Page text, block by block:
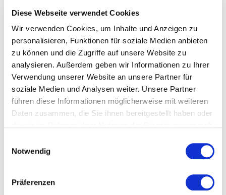
Diese Webseite verwendet Cookies
Wir verwenden Cookies, um Inhalte und Anzeigen zu
personalisieren, Funktionen für soziale Medien anbieten
zu können und die Zugriffe auf unsere Website zu
analysieren. Außerdem geben wir Informationen zu Ihrer
Verwendung unserer Website an unsere Partner für
soziale Medien und Analysen weiter. Unsere Partner
führen diese Informationen möglicherweise mit weiteren
Daten zusammen, die Sie ihnen bereitgestellt haben oder
Notwendig
Präferenzen
Kosten und Anmeldung
Ort und Anfahrt
Veranstaltet von